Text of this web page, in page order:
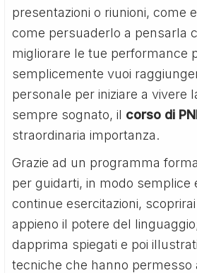
presentazioni o riunioni, come
come persuaderlo a pensarla
migliorare le tue performance
semplicemente vuoi
personale per iniziare a vivere
sempre sognato, il corso di
straordinaria importanza.
Grazie ad un programma
per guidarti, in modo semplice
continue esercitazioni,
appieno il potere del
dapprima spiegati e poi
tecniche che hanno permesso